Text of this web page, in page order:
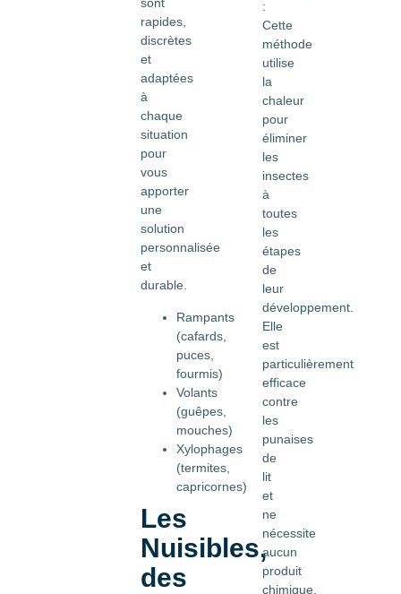
sont
rapides,
discrètes
et
adaptées
à
chaque
situation
pour
vous
apporter
une
solution
personnalisée
et
durable.
Rampants
(cafards,
puces,
fourmis)
Volants
(guêpes,
mouches)
Xylophages
(termites,
capricornes)
Les
Nuisibles,
des
:
Cette
méthode
utilise
la
chaleur
pour
éliminer
les
insectes
à
toutes
les
étapes
de
leur
développement.
Elle
est
particulièrement
efficace
contre
les
punaises
de
lit
et
ne
nécessite
aucun
produit
chimique.